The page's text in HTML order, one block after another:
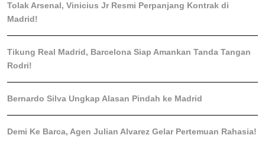
Tolak Arsenal, Vinicius Jr Resmi Perpanjang Kontrak di
Madrid!
Tikung Real Madrid, Barcelona Siap Amankan Tanda Tangan
Rodri!
Bernardo Silva Ungkap Alasan Pindah ke Madrid
Demi Ke Barca, Agen Julian Alvarez Gelar Pertemuan Rahasia!